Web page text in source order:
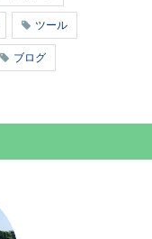
ツール
ブログ